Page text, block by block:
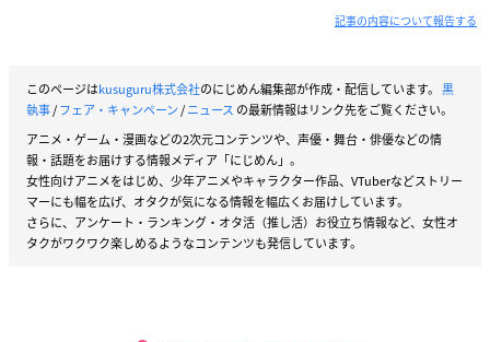
記事の内容について報告する
このページはkusuguru株式会社のにじめん編集部が作成・配信しています。 黒
執事/フェア・キャンペーン/ニュース の最新情報はリンク先をご覧ください。
アニメ・ゲーム・漫画などの2次元コンテンツや、声優・舞台・俳優などの情
報・話題をお届けする情報メディア「にじめん」。
女性向けアニメをはじめ、少年アニメやキャラクター作品、VTuberなどストリー
マーにも幅を広げ、オタクが気になる情報を幅広くお届けしています。
さらに、アンケート・ランキング・オタ活（推し活）お役立ち情報など、女性オ
タクがワクワク楽しめるようなコンテンツも発信しています。